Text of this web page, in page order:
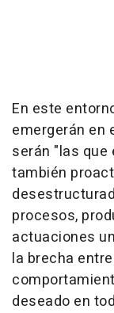
En este
emergerán en
serán "las
también
procesos,
actuaciones
la brecha
deseado en